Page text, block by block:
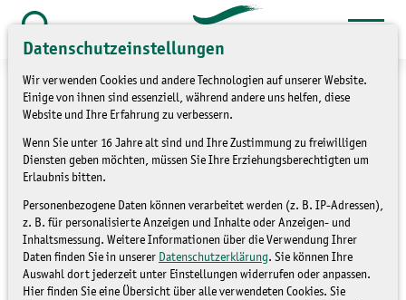
Datenschutzeinstellungen
Wir verwenden Cookies und andere Technologien auf unserer Website.
Einige von ihnen sind essenziell, während andere uns helfen, diese
Website und Ihre Erfahrung zu verbessern.
Wenn Sie unter 16 Jahre alt sind und Ihre Zustimmung zu freiwilligen
Diensten geben möchten, müssen Sie Ihre Erziehungsberechtigten um
Erlaubnis bitten.
Personenbezogene Daten können verarbeitet werden (z. B. IP-Adressen),
z. B. für personalisierte Anzeigen und Inhalte oder Anzeigen- und
Inhaltsmessung. Weitere Informationen über die Verwendung Ihrer
Daten finden Sie in unserer Datenschutzerklärung. Sie können Ihre
Auswahl dort jederzeit unter Einstellungen widerrufen oder anpassen.
Hier finden Sie eine Übersicht über alle verwendeten Cookies. Sie
Zum
InhaltSuche
Themen » Natur und Landschaft » Park
Sturmschäden Schlosspark
Wechselburg